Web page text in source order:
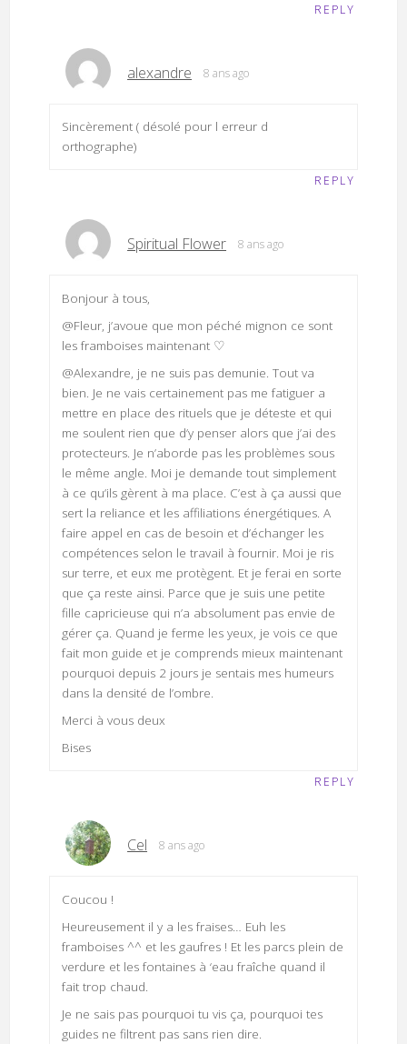
REPLY
alexandre 8 ans ago
Sincèrement ( désolé pour l erreur d
orthographe)
REPLY
Spiritual Flower 8 ans ago
Bonjour à tous,
@Fleur, j’avoue que mon péché mignon ce sont
les framboises maintenant ♡
@Alexandre, je ne suis pas demunie. Tout va
bien. Je ne vais certainement pas me fatiguer a
mettre en place des rituels que je déteste et qui
me soulent rien que d’y penser alors que j’ai des
protecteurs. Je n’aborde pas les problèmes sous
le même angle. Moi je demande tout simplement
à ce qu’ils gèrent à ma place. C’est à ça aussi que
sert la reliance et les affiliations énergétiques. A
faire appel en cas de besoin et d’échanger les
compétences selon le travail à fournir. Moi je ris
sur terre, et eux me protègent. Et je ferai en sorte
que ça reste ainsi. Parce que je suis une petite
fille capricieuse qui n’a absolument pas envie de
gérer ça. Quand je ferme les yeux, je vois ce que
fait mon guide et je comprends mieux maintenant
pourquoi depuis 2 jours je sentais mes humeurs
dans la densité de l’ombre.
Merci à vous deux
Bises
REPLY
Cel 8 ans ago
Coucou !
Heureusement il y a les fraises… Euh les
framboises ^^ et les gaufres ! Et les parcs plein de
verdure et les fontaines à ‘eau fraîche quand il
fait trop chaud.
Je ne sais pas pourquoi tu vis ça, pourquoi tes
guides ne filtrent pas sans rien dire.